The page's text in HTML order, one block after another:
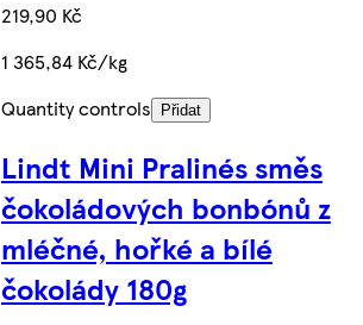
219,90 Kč
1 365,84 Kč/kg
Quantity controls
Přidat
Lindt Mini Pralinés směs
čokoládových bonbónů z
mléčné, hořké a bílé
čokolády 180g